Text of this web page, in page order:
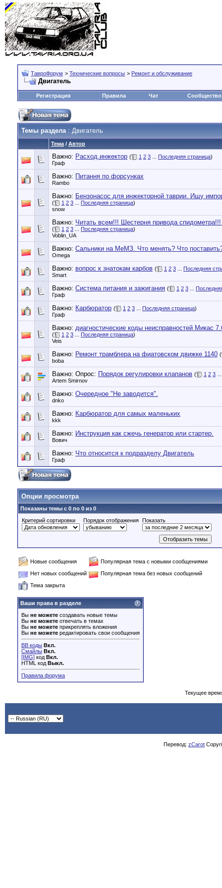
ТавроФорум > Технические вопросы > Ремонт и обслуживание
Двигатель
Регистрация Правила Чат Сообщество
Темы раздела: Двигатель
Тема / Автор
Важно: Расход.инжектор ( 1 2 3 Последняя страница)
Граф
Важно: Питання по форсунках
Rambo
Важно: Бензонасос для инжекторной таврии. Ищу
( 1 2 3 Последняя страница)
snow
Важно: Читать всем!!! Шестерня привода
( 1 2 3 Последняя страница)
Voblin_UA
Важно: Сальники на МеМЗ. Что менять? Что
Omega
Важно: вопрос к знатокам карбов ( 1 2 3
Последняя
Smart
Важно: Система питания и зажигания ( 1 2 3
Граф
Важно: Карбюратор ( 1 2 3 Последняя страница)
Граф
Важно: диагностические коды неисправностей Микас
( 1 2 3 Последняя страница)
Veis
Важно: Ремонт трамблера на фиатовском движке 1140 (
boba
Важно: Опрос: Порядок регулировки клапанов ( 1 2 3
Artem Smirnov
Важно: Очередное "Не заводится".
dnko
Важно: Карбюратор для самых маленьких
kkk
Важно: Инструкция как сжечь генератор или стартер.
Вович
Важно: Что относится к подразделу Двигатель
Граф
Опции просмотра
Показаны темы с 0 по 0 из 0
Критерий сортировки
Порядок отображения Показать
Новые сообщения
Популярная тема с новыми сообщениями
Нет новых сообщений
Популярная тема без новых сообщений
Тема закрыта
Ваши права в разделе
Вы не можете создавать новые темы
Вы не можете отвечать в темах
Вы не можете прикреплять вложения
Вы не можете редактировать свои сообщения
BB коды Вкл.
Смайлы Вкл.
[IMG] код Вкл.
HTML код Выкл.
Правила форума
Текущее
Перевод: zCarot